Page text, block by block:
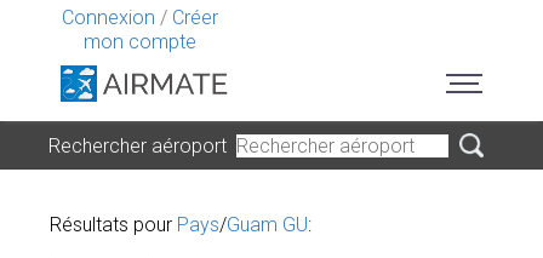
Connexion / Créer
mon compte
Rechercher aéroport
Résultats pour Pays/Guam GU: